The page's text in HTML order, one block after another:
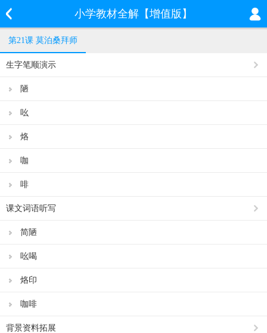
小学教材全解【增值版】
第21课 莫泊桑拜师
生字笔顺演示
陋
吆
烙
咖
啡
课文词语听写
简陋
吆喝
烙印
咖啡
背景资料拓展